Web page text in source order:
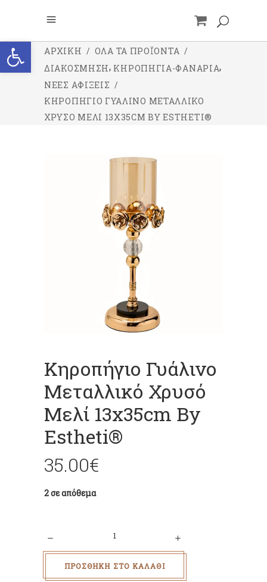
Ανοίξτε τη γραμμή εργαλείων
ΑΡΧΙΚΉ / ΌΛΑ ΤΑ ΠΡΟΪΌΝΤΑ /
ΔΙΑΚΟΣΜΗΣΗ, ΚΗΡΟΠΗΓΙΑ-ΦΑΝΑΡΙΑ,
ΝΕΕΣ ΑΦΙΞΕΙΣ /
ΚΗΡΟΠΉΓΙΟ ΓΥΆΛΙΝΟ ΜΕΤΑΛΛΙΚΌ
ΧΡΥΣΌ ΜΕΛΊ 13X35CM BY ESTHETI®
Κηροπήγιο Γυάλινο
Μεταλλικό Χρυσό
Μελί 13x35cm By
Estheti®
35.00€
2 σε απόθεμα
ΠΡΟΣΘΉΚΗ ΣΤΟ ΚΑΛΆΘΙ